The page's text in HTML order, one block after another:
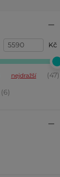
Kč
nejdražší
(47)
(6)